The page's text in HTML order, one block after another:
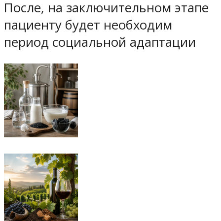
После, на заключительном этапе
пациенту будет необходим
период социальной адаптации